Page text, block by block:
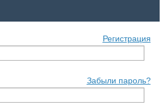
Регистрация
Забыли пароль?